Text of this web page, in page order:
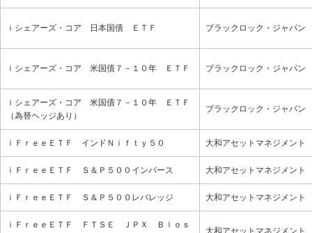
ｉシェアーズ・コア 日本国債 ＥＴＦ ブラックロック・ジャパン
ｉシェアーズ・コア 米国債７－１０年 ＥＴＦ ブラックロック・ジャパン
ｉシェアーズ・コア 米国債７－１０年 ＥＴＦ
（為替ヘッジあり）
ブラックロック・ジャパン
ｉＦｒｅｅＥＴＦ インドＮｉｆｔｙ５０ 大和アセットマネジメント
ｉＦｒｅｅＥＴＦ Ｓ＆Ｐ５００インバース 大和アセットマネジメント
ｉＦｒｅｅＥＴＦ Ｓ＆Ｐ５００レバレッジ 大和アセットマネジメント
ｉＦｒｅｅＥＴＦ ＦＴＳＥ ＪＰＸ Ｂｌｏｓ
大和アセットマネジメント